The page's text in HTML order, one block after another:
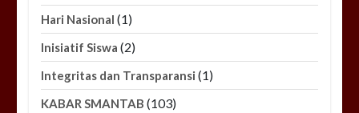
Hari Nasional (1)
Inisiatif Siswa (2)
Integritas dan Transparansi (1)
KABAR SMANTAB (103)